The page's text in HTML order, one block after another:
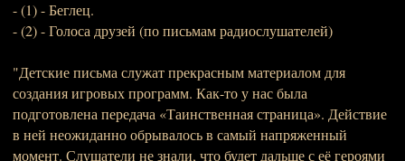
- (1) - Беглец.
- (2) - Голоса друзей (по письмам радиослушателей)
"Детские письма служат прекрасным материалом для
создания игровых программ. Как-то у нас была
подготовлена пере­дача «Таинственная страница». Действие
в ней неожиданно обрывалось в самый напряженный
момент. Слушатели не зна­ли, что будет дальше с её героями